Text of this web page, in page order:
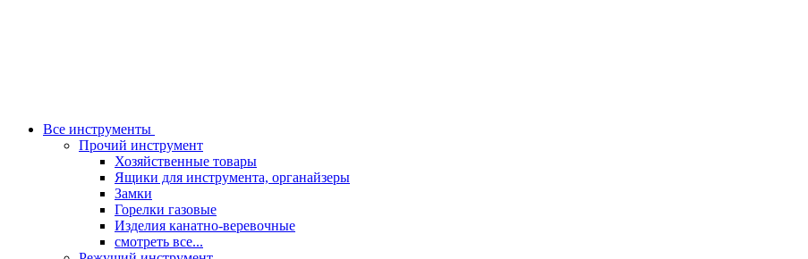
Все инструменты
Прочий инструмент
Хозяйственные товары
Ящики для инструмента, органайзеры
Замки
Горелки газовые
Изделия канатно-веревочные
смотреть все...